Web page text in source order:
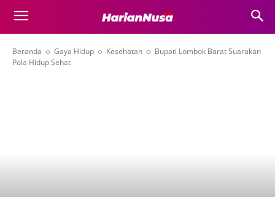
Beranda Gaya Hidup Kesehatan
Bupati Lombok Barat Suarakan
Pola Hidup Sehat